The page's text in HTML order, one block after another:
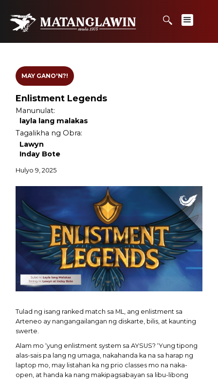
MAY GANO'N?!
Enlistment Legends
Manunulat:
layla lang malakas
Tagalikha ng Obra:
Lawyn
Inday Bote
Hulyo 9, 2025
Tulad ng isang ranked match sa ML, ang enlistment sa
Arteneo ay nangangailangan ng diskarte, bilis, at kaunting
swerte.
Alam mo ‘yung enlistment system sa AYSUS? ‘Yung tipong
alas-sais pa lang ng umaga, nakahanda ka na sa harap ng
laptop mo, may listahan ka ng prio classes mo na naka-
open, at handa ka nang makipagsabayan sa libu-libong